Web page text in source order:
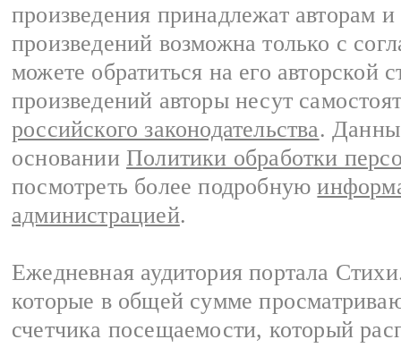
произведения принадлежат авторам
произведений возможна только с
можете обратиться на его авторской
произведений авторы несут
российского законодательства.
основании Политики обработки
посмотреть более подробную
администрацией.
Ежедневная аудитория портала
которые в общей сумме
счетчика посещаемости, который